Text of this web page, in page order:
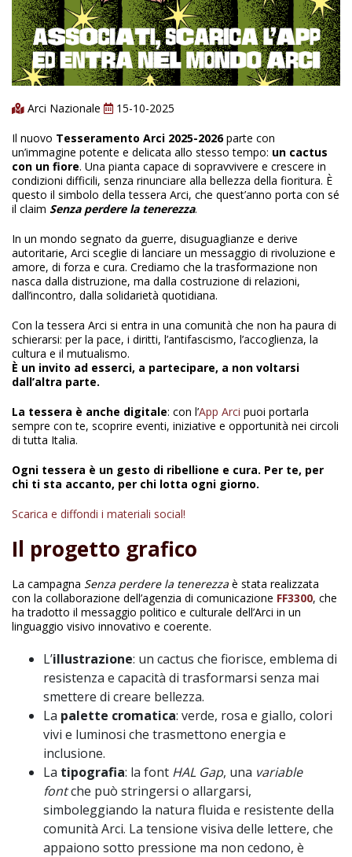
Arci Nazionale
15-10-2025
Il nuovo Tesseramento Arci 2025-2026parte con
un’immagine potente e delicata allo stesso tempo: un cactus
con un fiore. Una pianta capace di sopravvivere e crescere in
condizioni difficili, senza rinunciare alla bellezza della fioritura. È
questo il simbolo della tessera Arci, che quest’anno porta con sé
il claim Senza perdere la tenerezza.
In un mondo segnato da guerre, disuguaglianze e derive
autoritarie, Arci sceglie di lanciare un messaggio di rivoluzione e
amore, di forza e cura. Crediamo che la trasformazione non
nasca dalla distruzione, ma dalla costruzione di relazioni,
dall’incontro, dalla solidarietà quotidiana.
Con la tessera Arci si entra in una comunità che non ha paura di
schierarsi: per la pace, i diritti, l’antifascismo, l’accoglienza, la
cultura e il mutualismo.
È un invito ad esserci, a partecipare, a non voltarsi
dall’altra parte.
La tessera è anche digitale: con l’App Arci puoi portarla
sempre con te, scoprire eventi, iniziative e opportunità nei circoli
di tutta Italia.
Ogni tessera è un gesto di ribellione e cura. Per te, per
chi ti sta accanto, per chi lotta ogni giorno.
Scarica e diffondi i materiali social!
Il progetto grafico
La campagna Senza perdere la tenerezza è stata realizzata
con la collaborazione dell’agenzia di comunicazione FF3300, che
ha tradotto il messaggio politico e culturale dell’Arci in un
linguaggio visivo innovativo e coerente.
L’illustrazione: un cactus che fiorisce, emblema di
resistenza e capacità di trasformarsi senza mai
smettere di creare bellezza.
La palette cromatica: verde, rosa e giallo, colori
vivi e luminosi che trasmettono energia e
inclusione.
La tipografia: la font HAL Gap, una variable
fontche può stringersi o allargarsi,
simboleggiando la natura fluida e resistente della
comunità Arci. La tensione visiva delle lettere, che
appaiono sotto pressione ma non cedono, è